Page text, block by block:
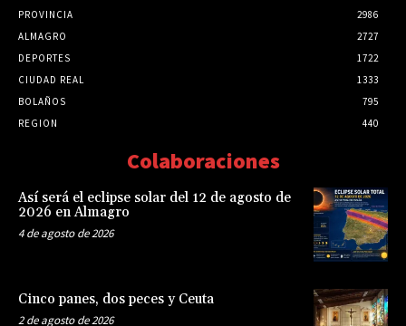
PROVINCIA
2986
ALMAGRO
2727
DEPORTES
1722
CIUDAD REAL
1333
BOLAÑOS
795
REGION
440
Colaboraciones
Así será el eclipse solar del 12 de agosto de
2026 en Almagro
4 de agosto de 2026
Cinco panes, dos peces y Ceuta
2 de agosto de 2026